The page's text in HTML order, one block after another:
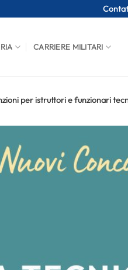
CARRIERE MILITARI
per istruttori e funzionari